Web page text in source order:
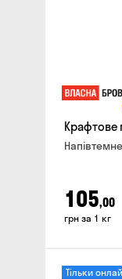
Крафтове
105,00
грн за 1 кг
Тільки